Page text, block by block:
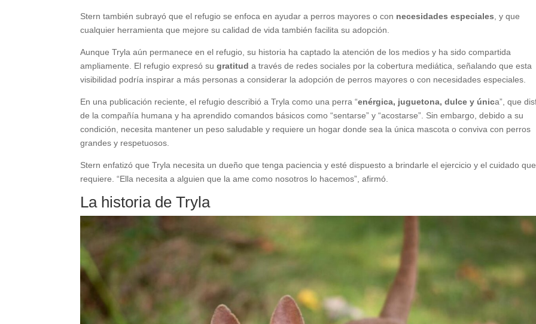
Stern también subrayó que el refugio se enfoca en ayudar a perros mayores o con necesidades especiales , y que
cualquier herramienta que mejore su calidad de vida también facilita su adopción.
Aunque Tryla aún permanece en el refugio, su historia ha captado la atención de los medios y ha sido compartida
ampliamente. El refugio expresó sugratituda través de redes sociales por la cobertura mediática, señalando que esta
visibilidad podría inspirar a más personas a considerar la adopción de perros mayores o con necesidades especiales.
En una publicación reciente, el refugio describió a Tryla como una perra “enérgica, juguetona, dulce y única”, que
de la compañía humana y ha aprendido comandos básicos como “sentarse” y “acostarse”. Sin embargo, debido a su
condición, necesita mantener un peso saludable y requiere un hogar donde sea la única mascota o conviva con perros
grandes y respetuosos.
Stern enfatizó que Tryla necesita un dueño que tenga paciencia y esté dispuesto a brindarle el ejercicio y el cuidado que
requiere. “Ella necesita a alguien que la ame como nosotros lo hacemos”, afirmó.
La historia de Tryla